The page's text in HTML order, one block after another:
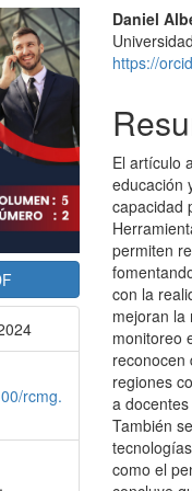
rcmg.
Daniel
https://
El artículo
educación
capacidad
permiten
con la
mejoran la
monitoreo
reconocen
regiones
a
También
como el